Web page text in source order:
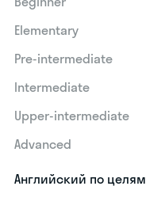
Elementary
Pre-intermediate
Intermediate
Upper-intermediate
Advanced
Английский по целям